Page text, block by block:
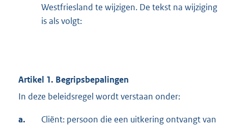
Westfriesland te wijzigen. De tekst na wijziging
is als volgt:
Artikel 1. Begripsbepalingen
In deze beleidsregel wordt verstaan onder:
a.
Cliënt: persoon die een uitkering ontvangt van